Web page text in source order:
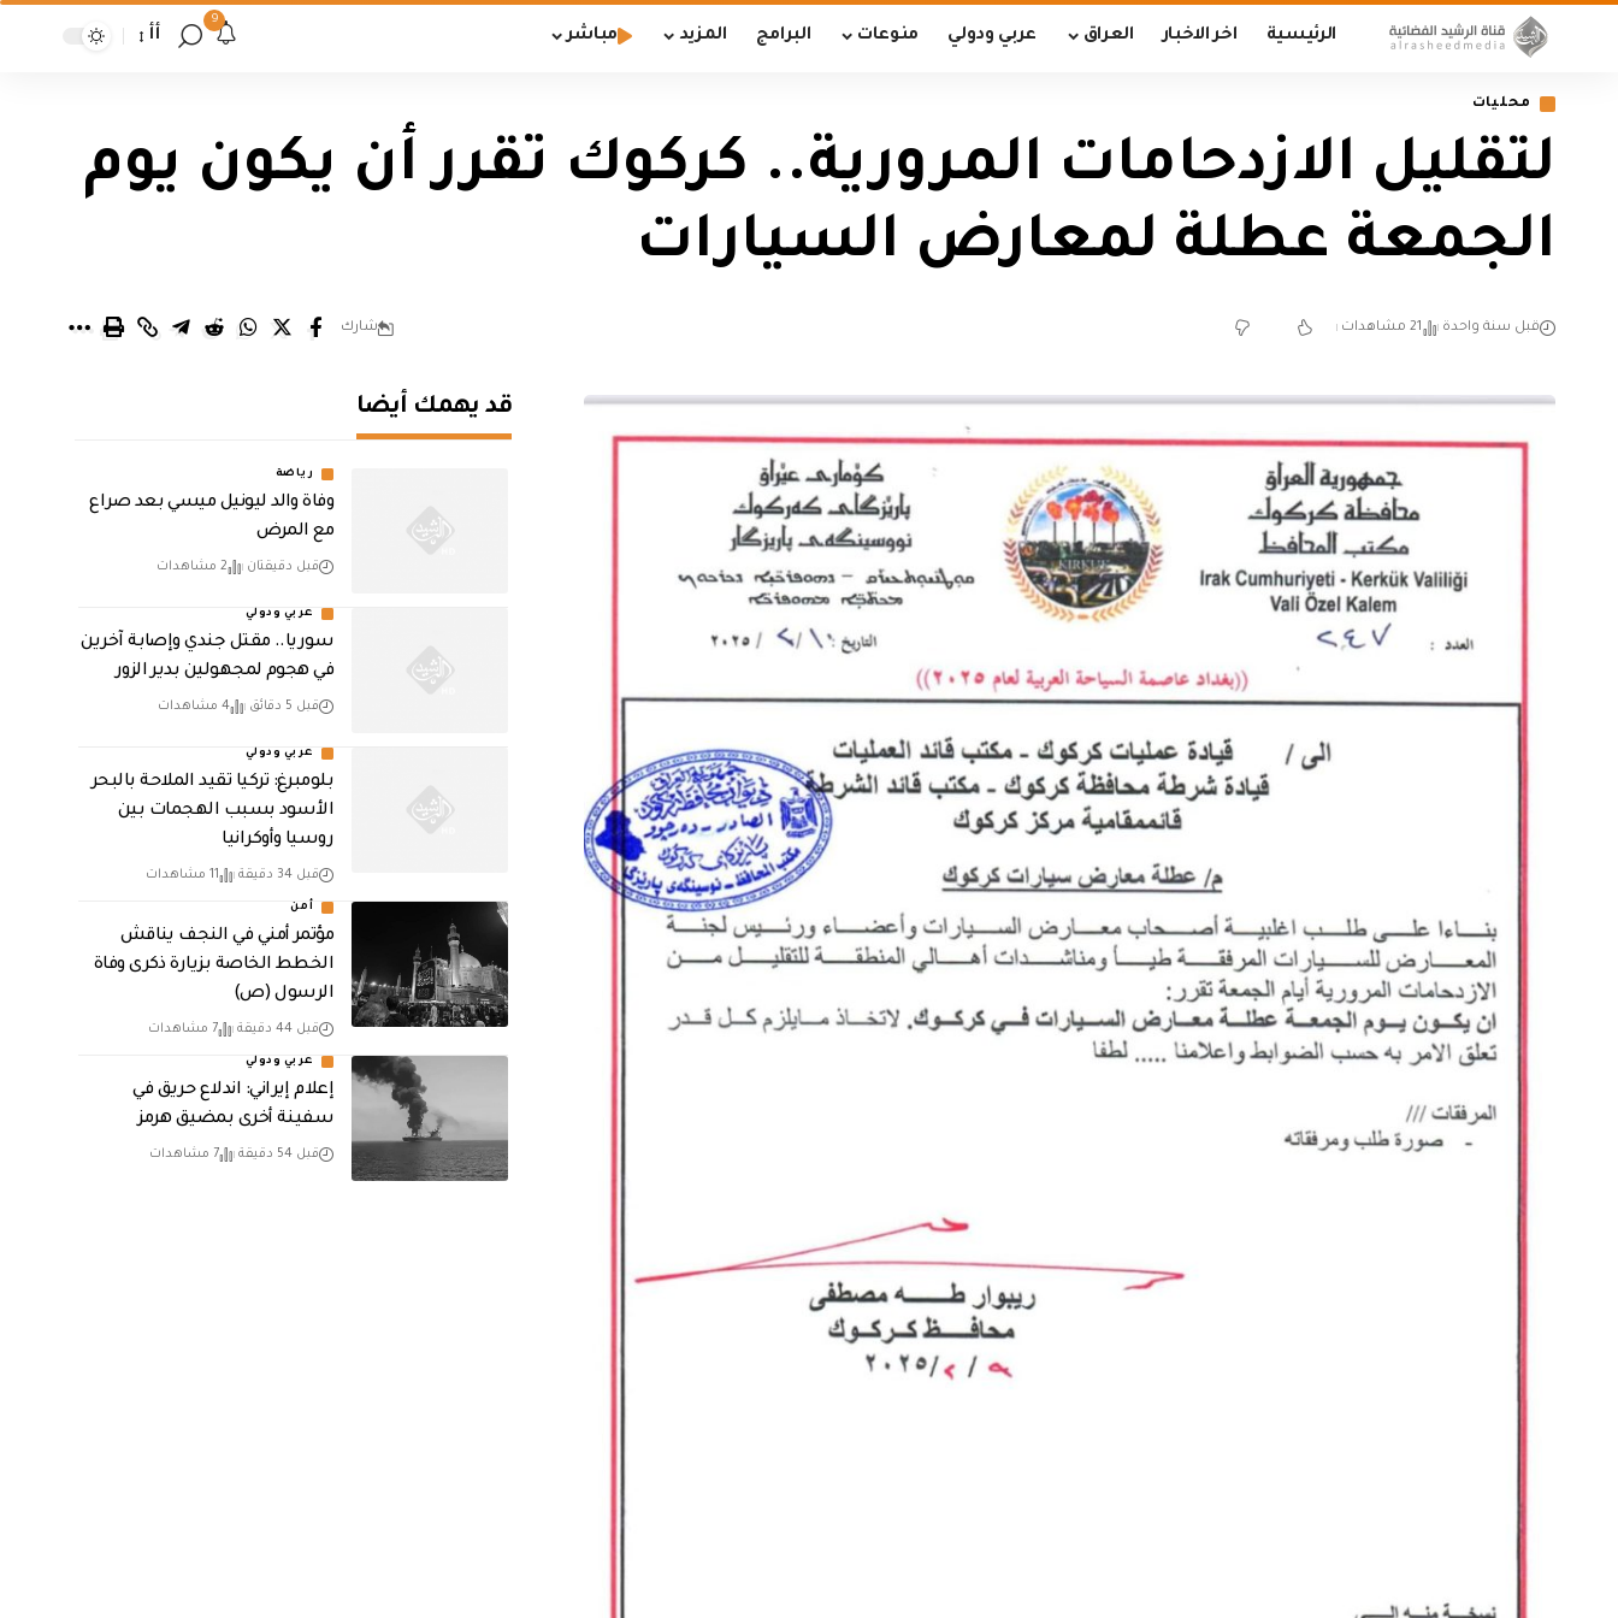
الرئيسية اخر الاخبار العراق عربي ودولي منوعات البرامج المزيد مباشر
9
أأ
محليات
لتقليل الازدحامات المرورية.. كركوك تقرر أن يكون يوم
الجمعة عطلة لمعارض السيارات
قبل سنة واحدة 21 مشاهدات شارك
قد يهمك أيضا
رياضة
وفاة والد ليونيل ميسي بعد صراع
مع المرض
قبل دقيقتان 2 مشاهدات
عربي ودولي
سوريا.. مقتل جندي وإصابة آخرين
في هجوم لمجهولين بدير الزور
قبل 5 دقائق 4 مشاهدات
عربي ودولي
بلومبرغ: تركيا تقيد الملاحة بالبحر
الأسود بسبب الهجمات بين
روسيا وأوكرانيا
قبل 34 دقيقة 11 مشاهدات
أمن
مؤتمر أمني في النجف يناقش
الخطط الخاصة بزيارة ذكرى وفاة
الرسول (ص)
قبل 44 دقيقة 7 مشاهدات
عربي ودولي
إعلام إيراني: اندلاع حريق في
سفينة أخرى بمضيق هرمز
قبل 54 دقيقة 7 مشاهدات